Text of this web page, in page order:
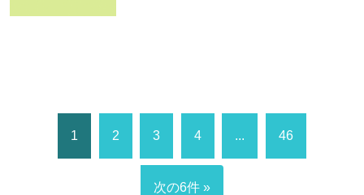
1 2 3 4 ... 46
次の6件 »